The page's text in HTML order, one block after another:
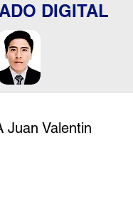
DIGITAL
Juan Valentin